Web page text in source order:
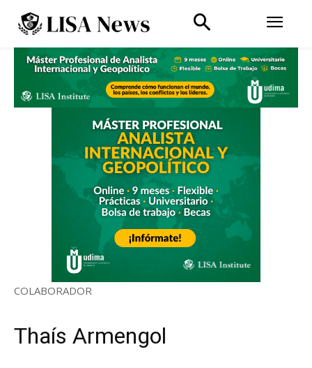
COLABORADOR
Thaís Armengol